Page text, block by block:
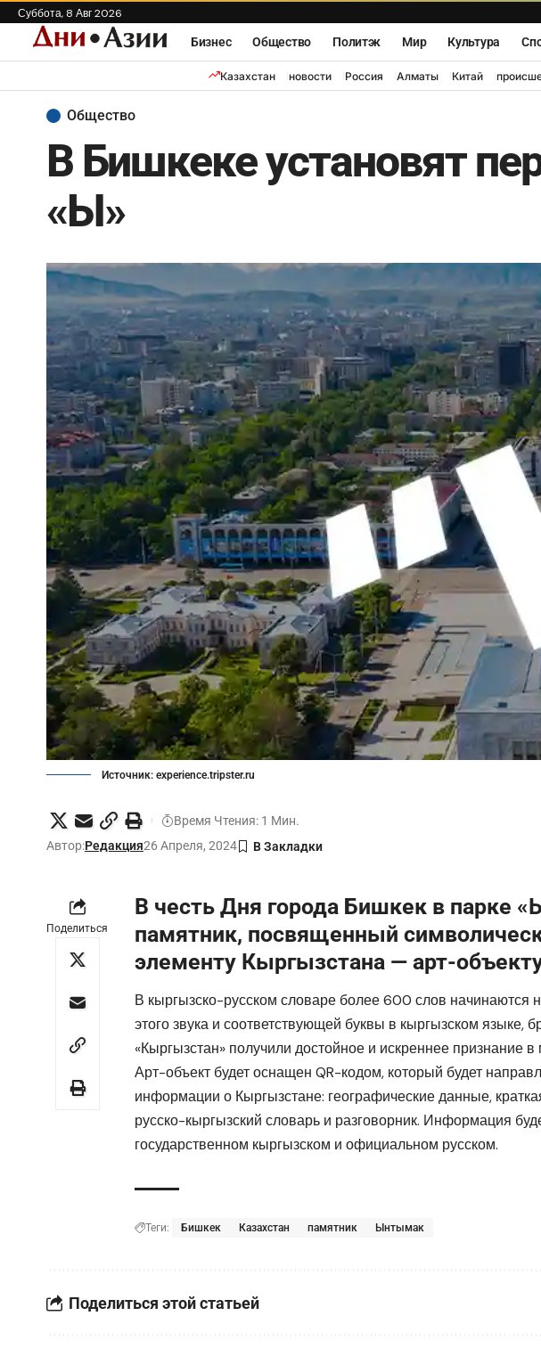
Суббота, 8 Авг 2026
Бизнес
Общество Политэк Мир Культура
Казахстан новости Россия Алматы Китай
Общество
В Бишкеке установят
«Ы»
Источник: experience.tripster.ru
Автор:Редакция26 Апреля, 2024
Время Чтения: 1 Мин.
Поделиться
В честь Дня города Бишкек в парке
памятник, посвященный
элементу Кыргызстана — арт-
В кыргызско-русском словаре более 600 слов начинаются
этого звука и соответствующей буквы в кыргызском языке,
«Кыргызстан» получили достойное и искреннее признание в
Арт-объект будет оснащен QR-кодом, который будет
информации о Кыргызстане: географические данные,
русско-кыргызский словарь и разговорник. Информация
государственном кыргызском и официальном русском.
Теги: Бишкек Казахстан памятник Ынтымак
Поделиться этой статьей